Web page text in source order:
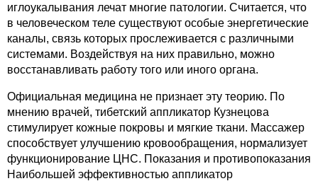
иглоукалывания лечат многие патологии. Считается, что
в человеческом теле существуют особые энергетические
каналы, связь которых прослеживается с различными
системами. Воздействуя на них правильно, можно
восстанавливать работу того или иного органа.
Официальная медицина не признает эту теорию. По
мнению врачей, тибетский аппликатор Кузнецова
стимулирует кожные покровы и мягкие ткани. Массажер
способствует улучшению кровообращения, нормализует
функционирование ЦНС. Показания и противопоказания
Наибольшей эффективностью аппликатор